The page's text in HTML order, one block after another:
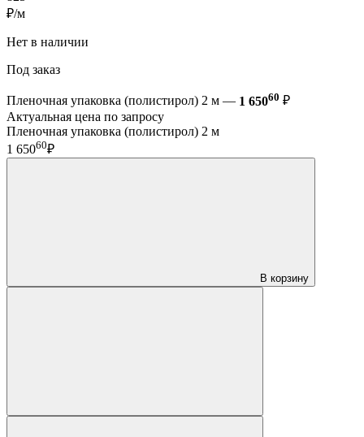
₽/м
Нет в наличии
Под заказ
Пленочная упаковка (полистирол) 2 м — 1 65060 ₽
Актуальная цена по запросу
Пленочная упаковка (полистирол) 2 м
1 65060₽
В корзину